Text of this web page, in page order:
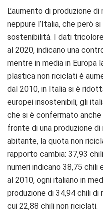
L’aumento di produzione
neppure l’Italia, che però
sostenibilità. I dati
al 2020, indicano una
mentre in media in Europa
plastica non riciclati è
dal 2010, in Italia si è
europei insostenibili, gli
che si è confermato anche
fronte di una produzione
abitante, la quota non
rapporto cambia: 37,93
numeri indicano 38,75 chili
al 2010, ogni italiano in
produzione di 34,94 chili di
cui 22,88 chili non riciclati.